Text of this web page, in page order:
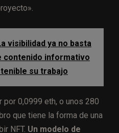
visibilidad ya no basta
contenido informativo
su trabajo
0,0999 eth, o unos 280
que tiene la forma de una
NFT. Un modelo de